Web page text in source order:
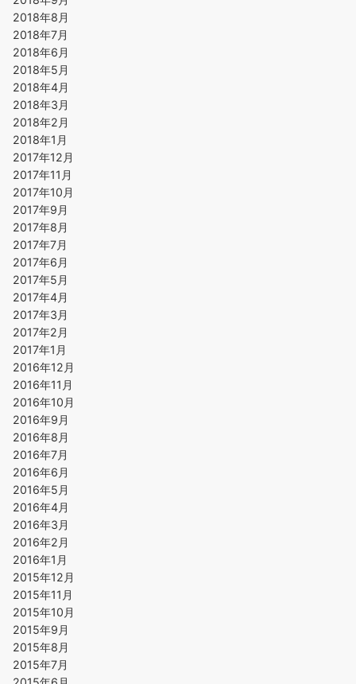
2018年8月
2018年7月
2018年6月
2018年5月
2018年4月
2018年3月
2018年2月
2018年1月
2017年12月
2017年11月
2017年10月
2017年9月
2017年8月
2017年7月
2017年6月
2017年5月
2017年4月
2017年3月
2017年2月
2017年1月
2016年12月
2016年11月
2016年10月
2016年9月
2016年8月
2016年7月
2016年6月
2016年5月
2016年4月
2016年3月
2016年2月
2016年1月
2015年12月
2015年11月
2015年10月
2015年9月
2015年8月
2015年7月